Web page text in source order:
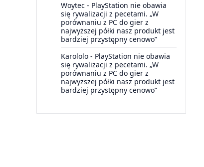
Woytec - PlayStation nie obawia
się rywalizacji z pecetami. „W
porównaniu z PC do gier z
najwyższej półki nasz produkt jest
bardziej przystępny cenowo”
Karololo - PlayStation nie obawia
się rywalizacji z pecetami. „W
porównaniu z PC do gier z
najwyższej półki nasz produkt jest
bardziej przystępny cenowo”